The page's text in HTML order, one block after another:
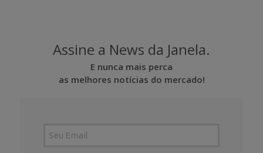
Assine a News da Janela.
E nunca mais perca
as melhores notícias do mercado!